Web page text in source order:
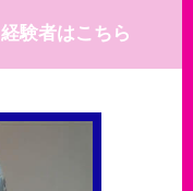
経験者はこちら